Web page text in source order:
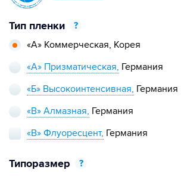
Тип пленки
?
«А» Коммерческая, Корея
«А» Призматическая, Германия
«Б» Высокоинтенсивная, Германия
«В» Алмазная, Германия
«В» Флуоресцент, Германия
Типоразмер
?